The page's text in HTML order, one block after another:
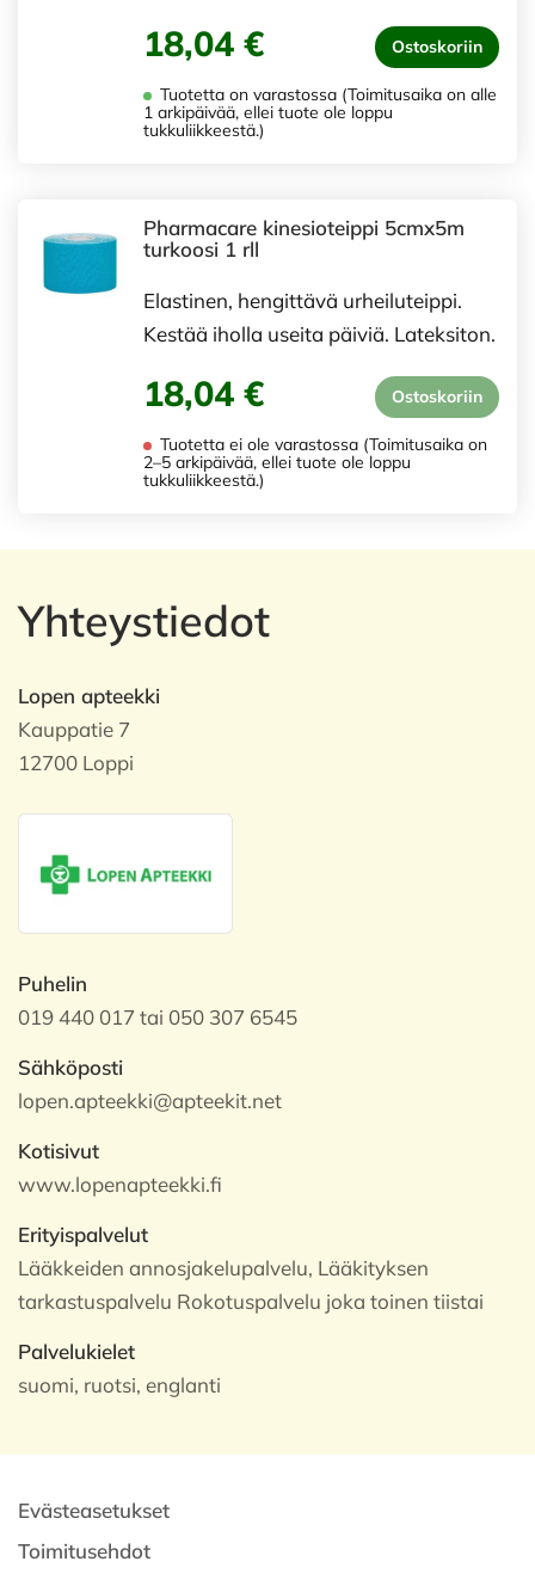
18,04 € Ostoskoriin
Tuotetta on varastossa (Toimitusaika on alle
1 arkipäivää, ellei tuote ole loppu
tukkuliikkeestä.)
Pharmacare kinesioteippi 5cmx5m
turkoosi 1 rll
Elastinen, hengittävä urheiluteippi.
Kestää iholla useita päiviä. Lateksiton.
18,04 € Ostoskoriin
Tuotetta ei ole varastossa (Toimitusaika on
2–5 arkipäivää, ellei tuote ole loppu
tukkuliikkeestä.)
Yhteystiedot
Lopen apteekki
Kauppatie 7
12700 Loppi
Puhelin
019 440 017 tai 050 307 6545
Sähköposti
lopen.apteekki@apteekit.net
Kotisivut
www.lopenapteekki.fi
Erityispalvelut
Lääkkeiden annosjakelupalvelu, Lääkityksen
tarkastuspalvelu Rokotuspalvelu joka toinen tiistai
Palvelukielet
suomi, ruotsi, englanti
Evästeasetukset
Toimitusehdot